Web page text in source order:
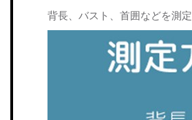
背長、バスト、首囲などを測